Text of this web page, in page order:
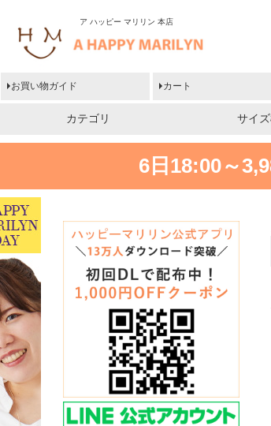
ア ハッピー マリリン 本店
お買い物ガイド カート
カテゴリ サイ
6日18:00～